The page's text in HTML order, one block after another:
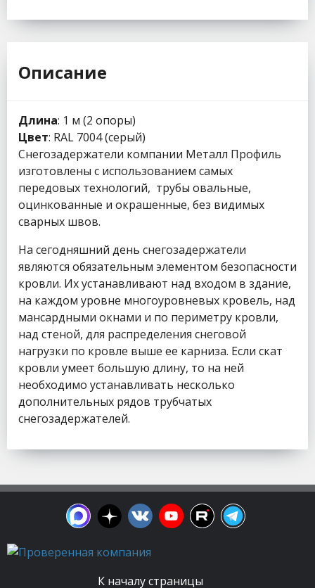
Описание
Длина: 1 м (2 опоры)
Цвет: RAL 7004 (серый)
Снегозадержатели компании Металл Профиль
изготовлены с использованием самых
передовых технологий, трубы овальные,
оцинкованные и окрашенные, без видимых
сварных швов.
На сегодняшний день снегозадержатели
являются обязательным элементом безопасности
кровли. Их устанавливают над входом в здание,
на каждом уровне многоуровневых кровель, над
мансардными окнами и по периметру кровли,
над стеной, для распределения снеговой
нагрузки по кровле выше ее карниза. Если скат
кровли умеет большую длину, то на ней
необходимо устанавливать несколько
дополнительных рядов трубчатых
снегозадержателей.
К началу страницы